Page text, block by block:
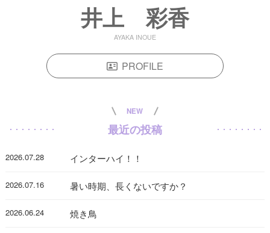
井上 彩香
AYAKA INOUE
PROFILE
NEW
最近の投稿
2026.07.28 インターハイ！！
2026.07.16 暑い時期、長くないですか？
2026.06.24 焼き鳥